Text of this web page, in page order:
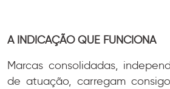
A INDICAÇÃO QUE FUNCIONA
Marcas consolidadas,
de atuação, carregam